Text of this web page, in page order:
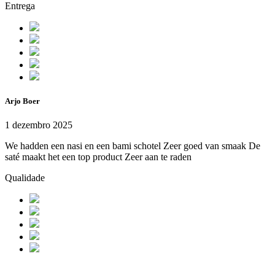
Entrega
Arjo Boer
1 dezembro 2025
We hadden een nasi en een bami schotel Zeer goed van smaak De
saté maakt het een top product Zeer aan te raden
Qualidade